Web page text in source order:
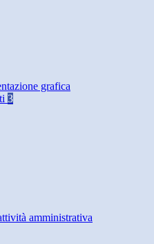
grafica
3
amministrativa